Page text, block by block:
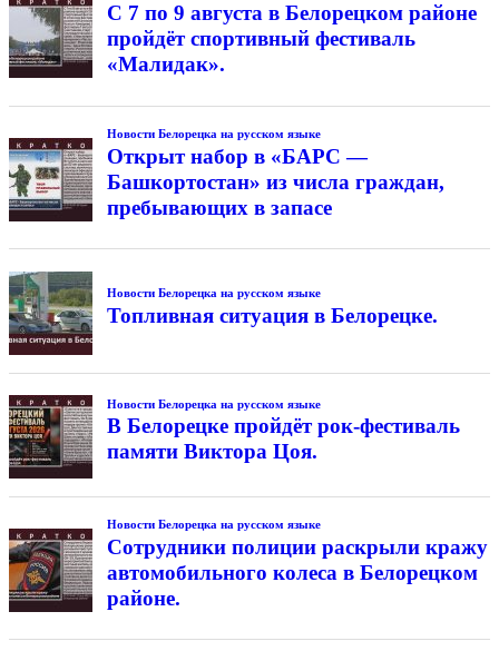
С 7 по 9 августа в Белорецком районе
пройдёт спортивный фестиваль
«Малидак».
Новости Белорецка на русском языке
Открыт набор в «БАРС —
Башкортостан» из числа граждан,
пребывающих в запасе
Новости Белорецка на русском языке
Топливная ситуация в Белорецке.
Новости Белорецка на русском языке
В Белорецке пройдёт рок-фестиваль
памяти Виктора Цоя.
Новости Белорецка на русском языке
Сотрудники полиции раскрыли кражу
автомобильного колеса в Белорецком
районе.